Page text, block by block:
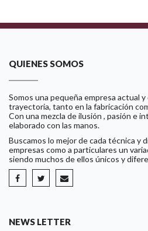
QUIENES SOMOS
Somos una pequeña empresa actual y
trayectoria, tanto en la fabricación
Con una mezcla de ilusión , pasión e
elaborado con las manos.
Buscamos lo mejor de cada técnica y
empresas como a particulares un
siendo muchos de ellos únicos y
NEWS LETTER